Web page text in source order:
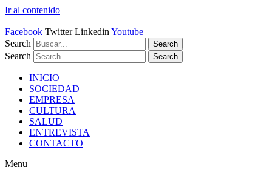
Ir al contenido
Facebook Twitter Linkedin Youtube
Search
Search
Search Search
INICIO
SOCIEDAD
EMPRESA
CULTURA
SALUD
ENTREVISTA
CONTACTO
Menu